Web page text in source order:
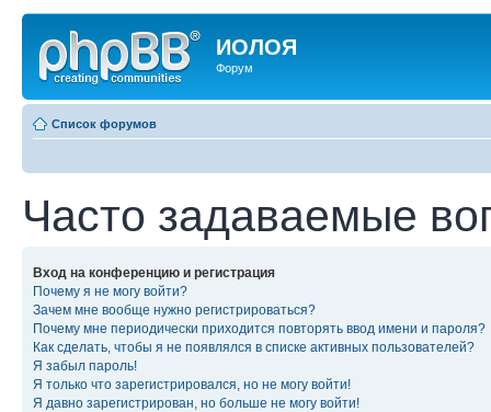
ИОЛОЯ
Форум
Список форумов
Часто задаваемые
Вход на конференцию и регистрация
Почему я не могу войти?
Зачем мне вообще нужно регистрироваться?
Почему мне периодически приходится повторять ввод имени и пароля?
Как сделать, чтобы я не появлялся в списке активных пользователей?
Я забыл пароль!
Я только что зарегистрировался, но не могу войти!
Я давно зарегистрирован, но больше не могу войти!